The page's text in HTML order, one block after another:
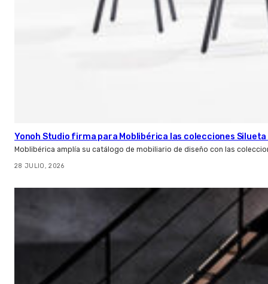
Yonoh Studio firma para Moblibérica las colecciones Silueta
Moblibérica amplía su catálogo de mobiliario de diseño con las
28 JULIO, 2026